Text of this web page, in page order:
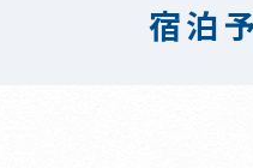
宿泊